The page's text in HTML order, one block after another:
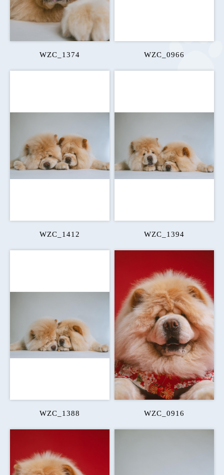
WZC_1374 WZC_0966
WZC_1412 WZC_1394
WZC_1388 WZC_0916